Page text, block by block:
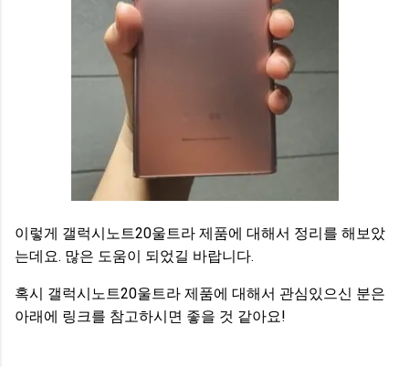
이렇게 갤럭시노트20울트라 제품에 대해서 정리를 해보았
는데요. 많은 도움이 되었길 바랍니다.
혹시 갤럭시노트20울트라 제품에 대해서 관심있으신 분은
아래에 링크를 참고하시면 좋을 것 같아요!